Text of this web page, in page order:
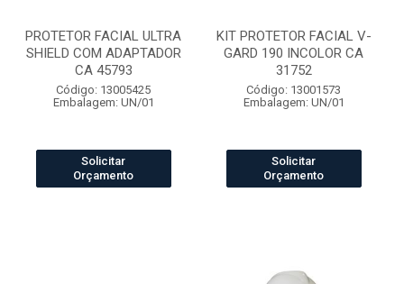
PROTETOR FACIAL ULTRA
SHIELD COM ADAPTADOR
CA 45793
Código: 13005425
Embalagem: UN/01
Solicitar
Orçamento
KIT PROTETOR FACIAL V-
GARD 190 INCOLOR CA
31752
Código: 13001573
Embalagem: UN/01
Solicitar
Orçamento